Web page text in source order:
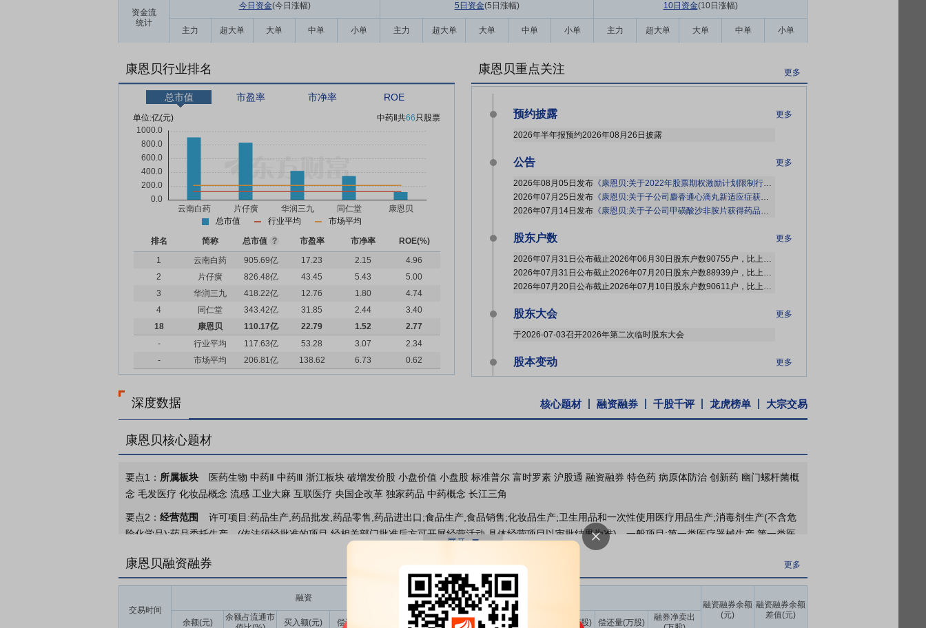
资金流
统计
今日资金(今日涨幅) 5日资金(5日涨幅) 10日资金(10日涨幅)
主力 超大单 大单 中单 小单 主力 超大单 大单 中单 小单 主力 超大单 大单 中单 小单
康恩贝行业排名
总市值 市盈率 市净率 ROE
单位:亿(元) 中药Ⅱ 共66只股票
总市值 行业平均 市场平均
排名 简称 总市值 ? 市盈率 市净率
ROE(%)
1
云南白药 905.69亿 17.23 2.15
4.96
2
片仔癀 826.48亿 43.45 5.43
5.00
3
华润三九 418.22亿 12.76 1.80
4.74
4
同仁堂 343.42亿 31.85 2.44
3.40
18
康恩贝 110.17亿 22.79 1.52
2.77
-
行业平均 117.63亿 53.28 3.07
2.34
-
市场平均 206.81亿 138.62 6.73 0.62
康恩贝重点关注 更多
预约披露 更多
2026年半年报预约2026年08月26日披露
公告 更多
2026年08月05日发布 《康恩贝:关于2022年股票期权激励计划限制行权期间的提示性公告》
2026年07月25日发布 《康恩贝:关于子公司麝香通心滴丸新适应症获得药物临床试验批准通知书的公告》
2026年07月14日发布 《康恩贝:关于子公司甲磺酸沙非胺片获得药品注册证书的公告》
股东户数 更多
2026年07月31日公布截止2026年06月30日股东户数90755户，比上期减少1929户
2026年07月31日公布截止2026年07月20日股东户数88939户，比上期减少1672户
2026年07月20日公布截止2026年07月10日股东户数90611户，比上期减少144户
股东大会 更多
于2026-07-03召开2026年第二次临时股东大会
股本变动 更多
2026年06月11日因自主行权原因发生股本变动
分红送配
深度数据 核心题材 融资融券 千股千评 龙虎榜单 大宗交易
康恩贝核心题材
要点1： 所属板块
医药生物 中药Ⅱ 中药Ⅲ 浙江板块 破增发价股 小盘价值 小盘股 标准普尔 富时罗素 沪股通 融资融券 特色药 病原体防治 创新药 幽门螺杆菌概
念 毛发医疗 化妆品概念 流感 工业大麻 互联医疗 央国企改革 独家药品 中药概念 长江三角
要点2： 经营范围
许可项目:药品生产,药品批发,药品零售,药品进出口;食品生产,食品销售;化妆品生产;卫生用品和一次性使用医疗用品生产;消毒剂生产(不含危
险化学品);药品委托生产。(依法须经批准的项目,经相关部门批准后方可开展经营活动,具体经营项目以审批结果为准)。一般项目:第一类医疗器械生产,第一类医
疗器械销售;五金产品批发,五金产品零售,机械设备销售;通讯设备销售;仪器仪表销售;计算机软硬件及辅助设备零售,计算机软硬件及辅助设备批发;建筑材料销售;
化工产品销售(不含危险化学品);针纺织品销售;日用百货销售;家用电器销售;文具用品批发,文具用品零售;体育用品及器材批发,体育用品及器材零售;汽车及零配件
批发,汽车零配件零售;食用农产品批发,食用农产品零售,农副产品销售;技术服务、技术开发、技术咨询、技术交流、技术转让、技术推广;食品进出口,技术进出
口,货物进出口;专用化学产品制造(不含危险化学品),专用化学产品销售(不含危险化学品);中药提取物生产;化妆品批发,化妆品零售;卫生用品和一次性使用医疗用
品销售;日用化学产品制造,日用化学产品销售;消毒剂销售(不含危险化学品);食用农产品初加工;地产中草药(不含中药饮片)购销;初级农产品收购。(除依法须经批
康恩贝融资融券 更多
交易时间
融资
融资融券余额
(元)
融资融券余额
差值(元)
余额(元)
余额占流通市
买入额(元) 偿还额(元) 净买入(元) 余额(元) 余量(万股) 卖出量(万股) 偿还量(万股)
融券净卖出